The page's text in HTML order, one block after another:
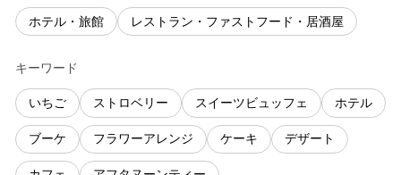
ホテル・旅館 レストラン・ファストフード・居酒屋
キーワード
いちご ストロベリー スイーツビュッフェ ホテル
ブーケ フラワーアレンジ ケーキ デザート